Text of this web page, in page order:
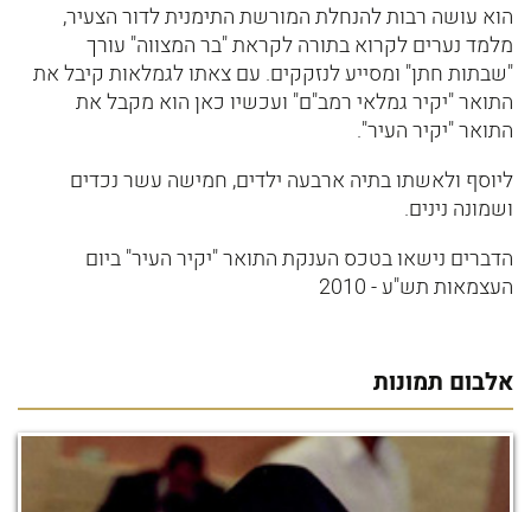
הוא עושה רבות להנחלת המורשת התימנית לדור הצעיר,
מלמד נערים לקרוא בתורה לקראת "בר המצווה" עורך
"שבתות חתן" ומסייע לנזקקים. עם צאתו לגמלאות קיבל את
התואר "יקיר גמלאי רמב"ם" ועכשיו כאן הוא מקבל את
התואר "יקיר העיר".
ליוסף ולאשתו בתיה ארבעה ילדים, חמישה עשר נכדים
ושמונה נינים.
הדברים נישאו בטכס הענקת התואר "יקיר העיר" ביום
העצמאות תש"ע - 2010
אלבום תמונות